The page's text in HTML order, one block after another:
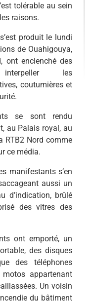
tolérable au sein
raisons.
produit le lundi
de Ouahigouya,
ont enclenché des
les
coutumières et
se sont rendu
au Palais royal, au
RTB2 Nord comme
ce média.
manifestants s’en
aussi un
d’indication, brûlé
des vitres des
ont emporté, un
des disques
des téléphones
appartenant
Un voisin
du bâtiment